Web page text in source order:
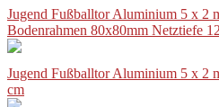
Jugend Fußballtor Aluminium 5 x 2
Bodenrahmen 80x80mm Netztiefe
Jugend Fußballtor Aluminium 5 x 2
cm